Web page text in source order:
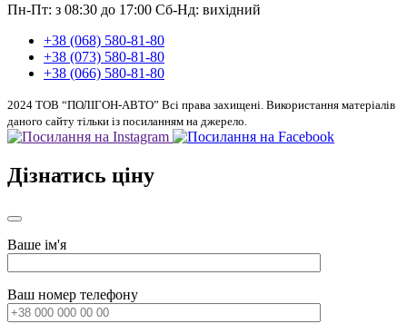
Пн-Пт: з 08:30 до 17:00 Сб-Нд: вихідний
+38 (068) 580-81-80
+38 (073) 580-81-80
+38 (066) 580-81-80
2024 ТОВ “ПОЛІГОН-АВТО” Всі права захищені. Використання матеріалів
даного сайту тільки із посиланням на джерело.
Дізнатись ціну
Ваше ім'я
Ваш номер телефону